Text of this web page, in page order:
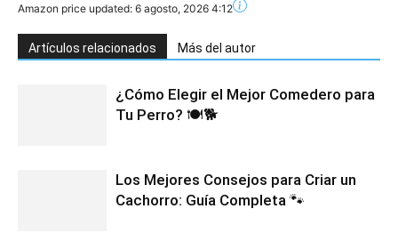
Amazon price updated: 6 agosto, 2026 4:12
Artículos relacionados Más del autor
¿Cómo Elegir el Mejor Comedero para
Tu Perro? 🍽️🐕
Los Mejores Consejos para Criar un
Cachorro: Guía Completa 🐾